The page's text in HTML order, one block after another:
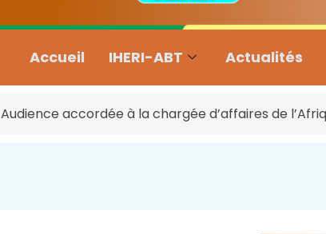
Accueil IHERI-ABT Actualités
Audience accordée à la chargée d’affaires de